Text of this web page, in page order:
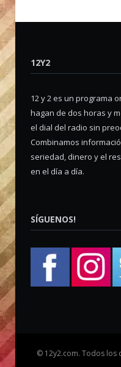
12Y2
12 y 2 es un programa
hagan de dos horas y
el dial del radio sin
Combinamos
seriedad, dinero y el
en el día a día.
SÍGUENOS!
© 12y2.com. Todos los